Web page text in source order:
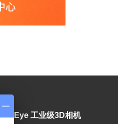
Eye 工业级3D相机